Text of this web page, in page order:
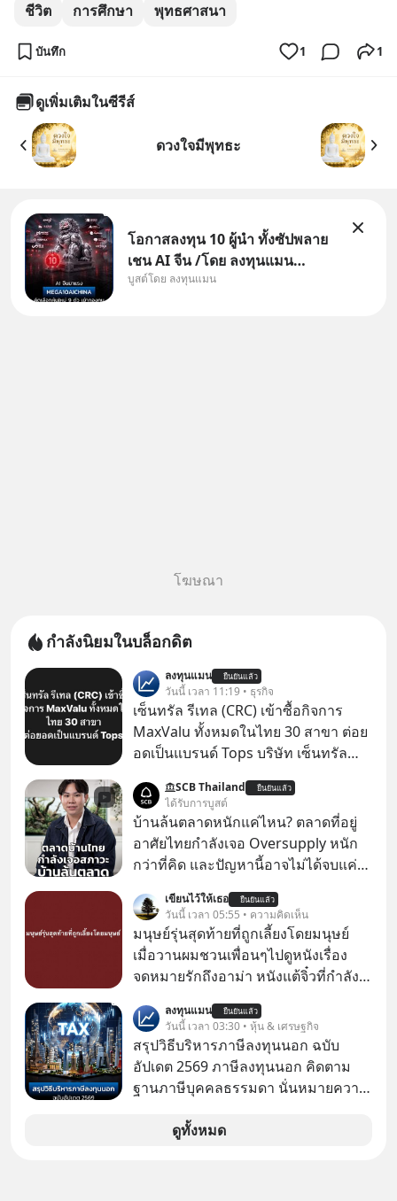
ชีวิต การศึกษา พุทธศาสนา
บันทึก 1 1
ดูเพิ่มเติมในซีรีส์
ดวงใจมีพุทธะ
โอกาสลงทุน 10 ผู้นำ ทั้งซัปพลาย
เชน AI จีน /โดย ลงทุนแมน
✅ลงทุนตรง คัด 10 ผู้นำเน้น ๆ ใน
บูสต์โดย ลงทุนแมน
โฆษณา
กำลังนิยมในบล็อกดิต
ลงทุนแมน ยืนยันแล้ว
วันนี้ เวลา 11:19 • ธุรกิจ
เซ็นทรัล รีเทล (CRC) เข้าซื้อกิจการ
MaxValu ทั้งหมดในไทย 30 สาขา ต่อย
อดเป็นแบรนด์ Tops บริษัท เซ็นทรัล
CRC แจ้งตลาดหลักทรัพย์ฯ ว่า บริษัท
เซ็นทรัล ฟู้ด รีเทล จำกัด (CFR) ซึ่งเป็น
บริษัทย่อยที่ CRC ถือหุ้นทั้งทางตรงและ
ทางอ้อม 100%
SCB Thailand ยืนยันแล้ว
ได้รับการบูสต์
บ้านล้นตลาดหนักแค่ไหน? ตลาดที่อยู่
อาศัยไทยกำลังเจอ Oversupply หนัก
กว่าที่คิด และปัญหานี้อาจไม่ได้จบแค่
ล้นตลาด #เศรษฐกิจไทย #EICAround
#SCBThailand สามารถดูคลิปที่
youtube ประกอบได้ที่ link :
https://youtube.com/shorts/-
เขียนไว้ให้เธอ ยืนยันแล้ว
วันนี้ เวลา 05:55 • ความคิดเห็น
มนุษย์รุ่นสุดท้ายที่ถูกเลี้ยงโดยมนุษย์
เมื่อวานผมชวนเพื่อนๆไปดูหนังเรื่อง
จดหมายรักถึงอาม่า หนังแต้จิ๋วที่กำลัง
ป๊าผมเห็นโปสเตอร์หนังเรื่องนี้หลาย
เดือนก่อนและอยากดูมาก ด้วยเพราะว่า
อากงก็มาจากเมืองจีน ป๊าก็พูดแต้จิ๋วได้
มีเรื่องราวมีความผูกพันที่ได้ยินตั้งแต่
ลงทุนแมน ยืนยันแล้ว
วันนี้ เวลา 03:30 • หุ้น & เศรษฐกิจ
สรุปวิธีบริหารภาษีลงทุนนอก ฉบับ
อัปเดต 2569 ภาษีลงทุนนอก คิดตาม
ฐานภาษีบุคคลธรรมดา นั่นหมายความ
ดูทั้งหมด